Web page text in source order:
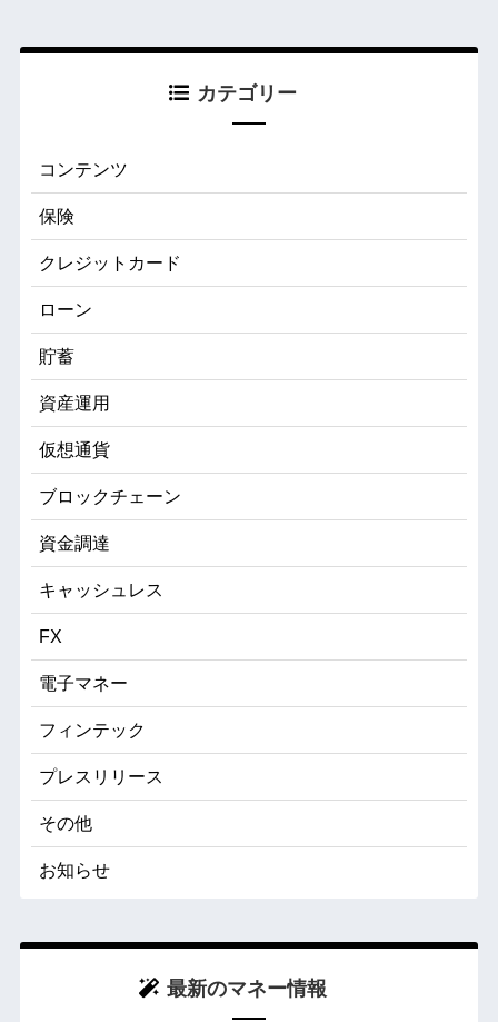
カテゴリー
コンテンツ
保険
クレジットカード
ローン
貯蓄
資産運用
仮想通貨
ブロックチェーン
資金調達
キャッシュレス
FX
電子マネー
フィンテック
プレスリリース
その他
お知らせ
最新のマネー情報